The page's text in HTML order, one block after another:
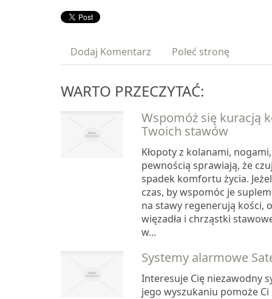
Dodaj Komentarz Poleć stronę
WARTO PRZECZYTAĆ:
Wspomóż się kuracją
Twoich stawów
Kłopoty z kolanami,
pewnością sprawiają, że
spadek komfortu życia.
czas, by wspomóc je
na stawy regenerują kości,
więzadła i chrząstki
w...
Systemy alarmowe
Interesuje Cię niezawodny
jego wyszukaniu pomoże Ci